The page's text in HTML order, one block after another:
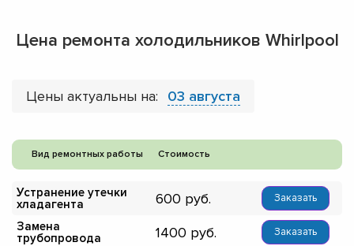
Цена ремонта холодильников Whirlpool
Цены актуальны на: 03 августа
Вид ремонтных работы Стоимость
Устранение утечки
хладагента
600 Заказать
Замена
трубопровода
1400 Заказать